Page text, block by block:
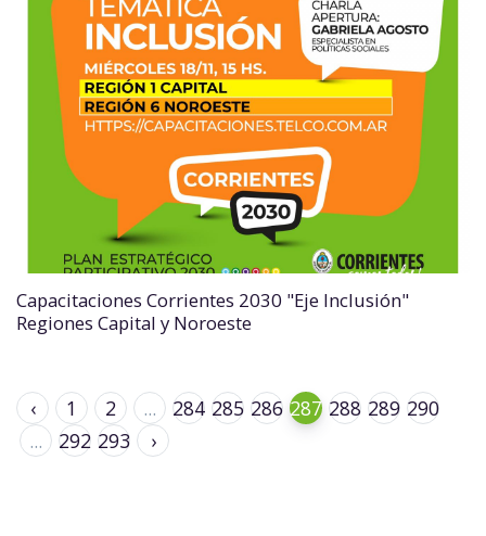
Capacitaciones Corrientes 2030 "Eje Inclusión"
Regiones Capital y Noroeste
‹ 1 2 ... 284 285 286 287 288 289 290
...
292 293 ›